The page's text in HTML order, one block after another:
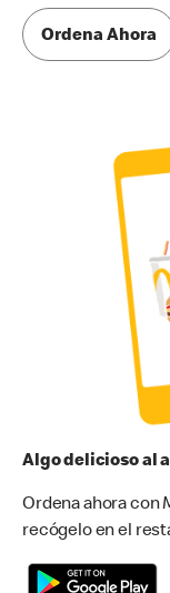
Ordena Ahora
Algo delicioso al
Ordena ahora con
recógelo en el